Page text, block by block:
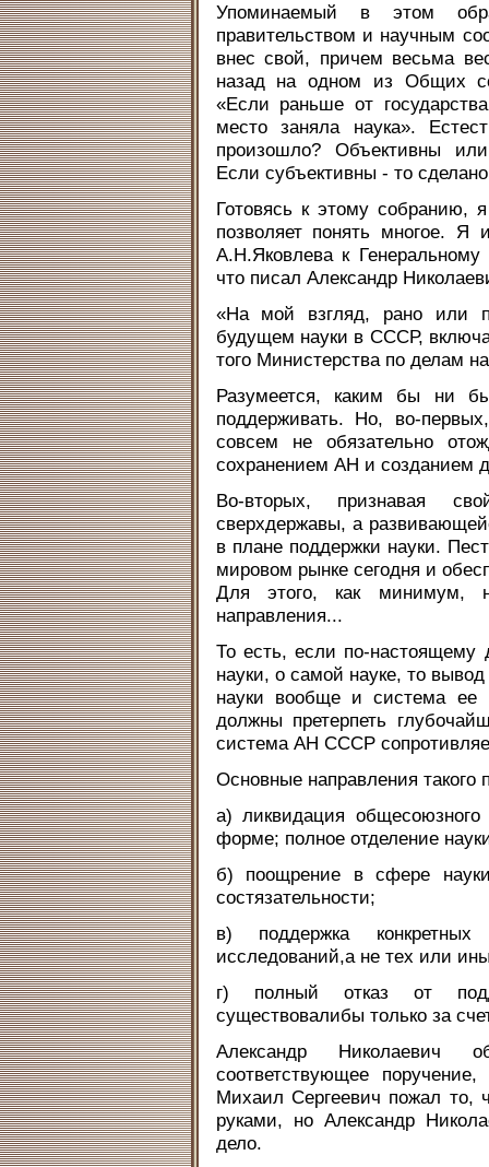
Упоминаемый в этом
правительством и научным
внес свой, причем весьма
назад на одном из Общих
«Если раньше от
место заняла наука».
произошло? Объективны
Если субъективны - то
Готовясь к этому собранию,
позволяет понять многое.
А.Н.Яковлева к
что писал Александр
«На мой взгляд, рано или
будущем науки в СССР,
того Министерства по делам
Разумеется, каким бы ни
поддерживать. Но, во-
совсем не обязательно
сохранением АН и созданием
Во-вторых, признавая
сверхдержавы, а
в плане поддержки науки.
мировом рынке сегодня и
Для этого, как минимум,
направления...
То есть, если по-
науки, о самой науке, то
науки вообще и система ее
должны претерпеть
система АН СССР
Основные направления такого
а) ликвидация
форме; полное отделение
б) поощрение в сфере
состязательности;
в) поддержка
исследований,а не тех или
г) полный отказ от
существовалибы только за
Александр Николаевич
соответствующее
Михаил Сергеевич пожал то,
руками, но Александр
дело.